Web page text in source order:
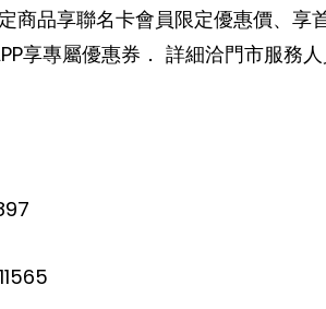
商品享聯名卡會員限定優惠價、享
享專屬優惠券． 詳細洽門市服務